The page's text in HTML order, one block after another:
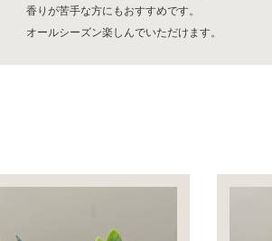
香りが苦手な方にもおすすめです。
オールシーズン楽しんでいただけます。